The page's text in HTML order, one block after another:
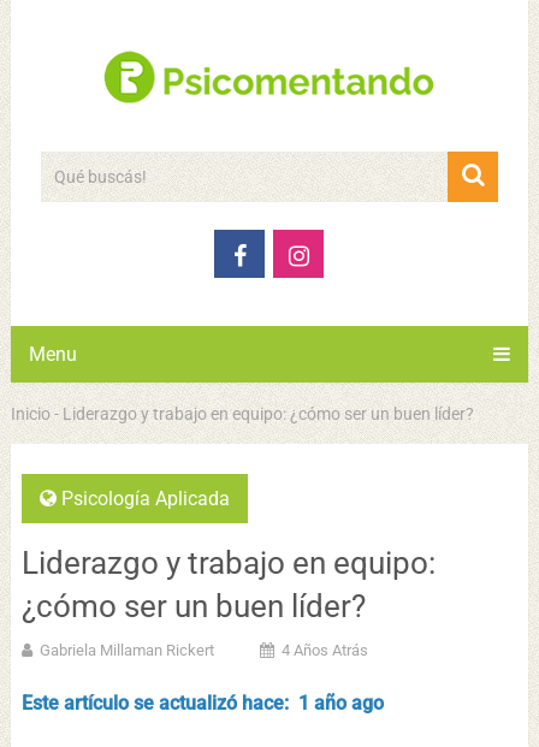
Menu
Inicio-Liderazgo y trabajo en equipo: ¿cómo ser un buen líder?
Psicología Aplicada
Liderazgo y trabajo en equipo:
¿cómo ser un buen líder?
Gabriela Millaman Rickert 4 Años Atrás
Este artículo se actualizó hace: 1 año ago